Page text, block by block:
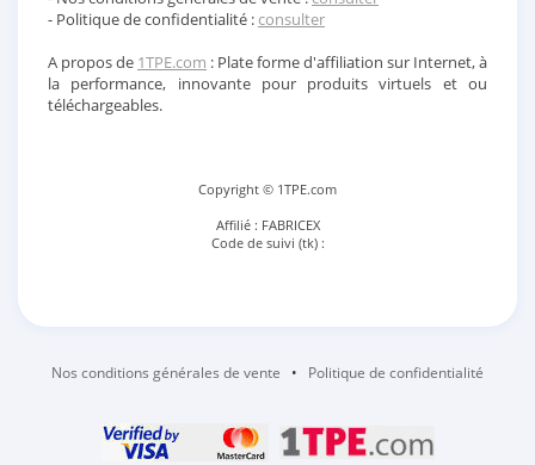
- Politique de confidentialité :consulter
A propos de 1TPE.com : Plate forme d'affiliation sur Internet, à
la performance, innovante pour produits virtuels et ou
téléchargeables.
Copyright © 1TPE.com
Affilié : FABRICEX
Code de suivi (tk) :
Nos conditions générales de vente • Politique de confidentialité